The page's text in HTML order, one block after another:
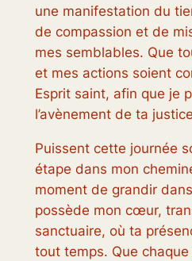
une manifestation du
de compassion et de
mes semblables. Que
et mes actions soient
Esprit saint, afin que je
l’avènement de ta
Puissent cette journée
étape dans mon
moment de grandir
possède mon cœur,
sanctuaire, où ta
tout temps. Que